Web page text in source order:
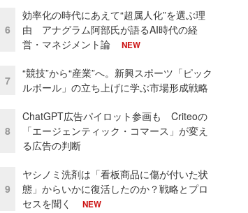
6
効率化の時代にあえて“超属人化”を選ぶ理
由 アナグラム阿部氏が語るAI時代の経
営・マネジメント論
NEW
7
“競技”から“産業”へ。新興スポーツ「ピック
ルボール」の立ち上げに学ぶ市場形成戦略
8
ChatGPT広告パイロット参画も Criteoの
「エージェンティック・コマース」が変え
る広告の判断
9
ヤシノミ洗剤は「看板商品に傷が付いた状
態」からいかに復活したのか？戦略とプロ
セスを聞く
NEW